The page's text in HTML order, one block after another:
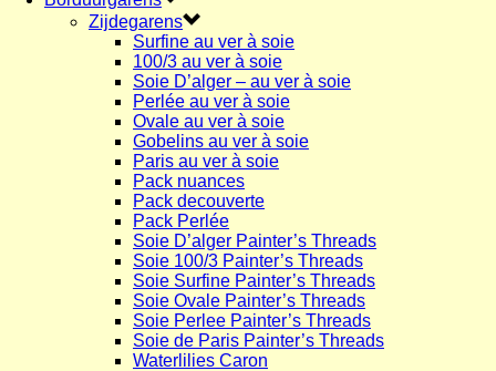
Zijdegarens
Surfine au ver à soie
100/3 au ver à soie
Soie D’alger – au ver à soie
Perlée au ver à soie
Ovale au ver à soie
Gobelins au ver à soie
Paris au ver à soie
Pack nuances
Pack decouverte
Pack Perlée
Soie D’alger Painter’s Threads
Soie 100/3 Painter’s Threads
Soie Surfine Painter’s Threads
Soie Ovale Painter’s Threads
Soie Perlee Painter’s Threads
Soie de Paris Painter’s Threads
Waterlilies Caron